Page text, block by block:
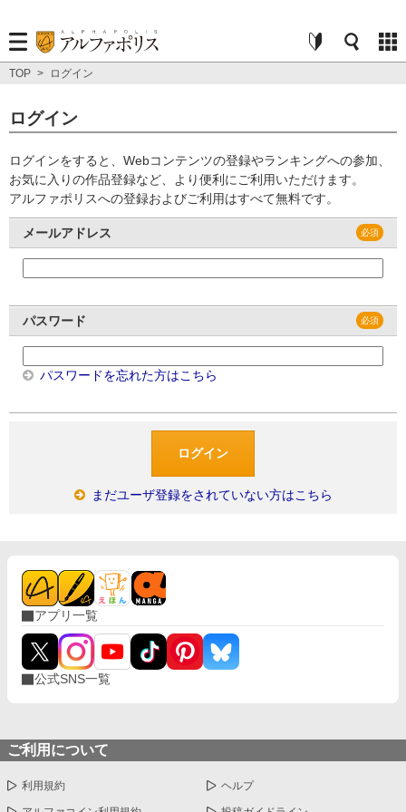
TOP > ログイン
ログイン
ログインをすると、Webコンテンツの登録やランキングへの参加、
お気に入りの作品登録など、より便利にご利用いただけます。
アルファポリスへの登録およびご利用はすべて無料です。
メールアドレス
パスワード
パスワードを忘れた方はこちら
まだユーザ登録をされていない方はこちら
アプリ一覧
公式SNS一覧
ご利用について
利用規約 ヘルプ